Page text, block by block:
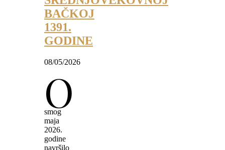
BAČKOJ
1391.
GODINE
08/05/2026
O
smog
maja
2026.
godine
navršilo